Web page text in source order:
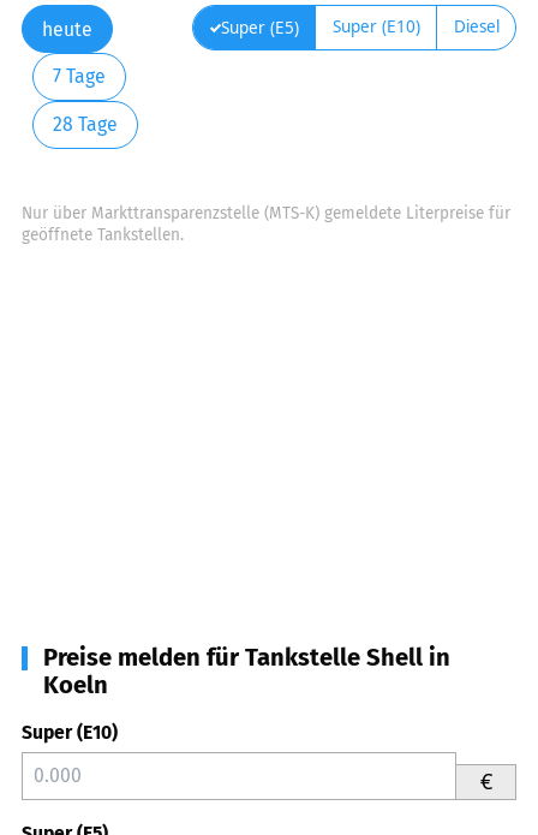
heute
7 Tage
28 Tage
Super (E5) Super (E10) Diesel
Nur über Markttransparenzstelle (MTS-K) gemeldete Literpreise für
geöffnete Tankstellen.
Preise melden für Tankstelle Shell in
Koeln
Super (E10)
€